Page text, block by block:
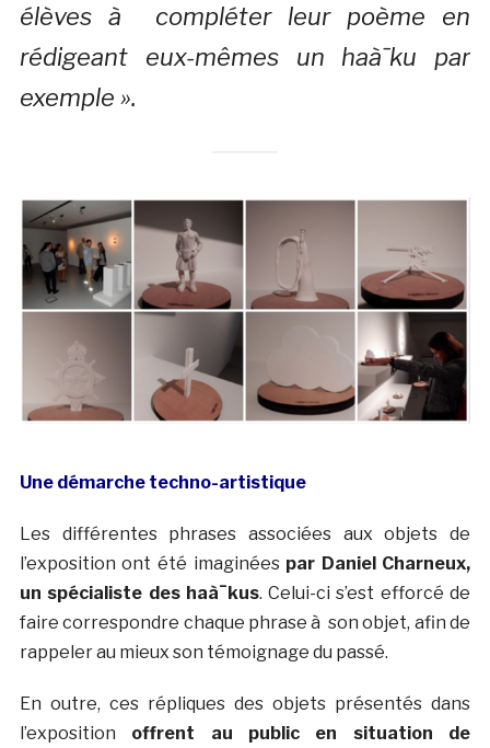
élèves à compléter leur poème en
rédigeant eux-mêmes un haà¯ku par
exemple ».
Une démarche techno-artistique
Les différentes phrases associées aux objets de
l’exposition ont été imaginées par Daniel Charneux,
un spécialiste des haà¯kus. Celui-ci s’est efforcé de
faire correspondre chaque phrase à son objet, afin de
rappeler au mieux son témoignage du passé.
En outre, ces répliques des objets présentés dans
l’exposition offrent au public en situation de